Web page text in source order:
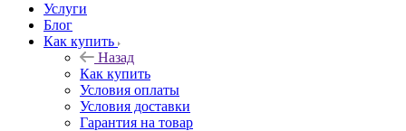
Услуги
Блог
Как купить
Назад
Как купить
Условия оплаты
Условия доставки
Гарантия на товар